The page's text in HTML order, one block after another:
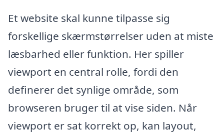
Et website skal kunne tilpasse sig
forskellige skærmstørrelser uden at miste
læsbarhed eller funktion. Her spiller
viewport en central rolle, fordi den
definerer det synlige område, som
browseren bruger til at vise siden. Når
viewport er sat korrekt op, kan layout,